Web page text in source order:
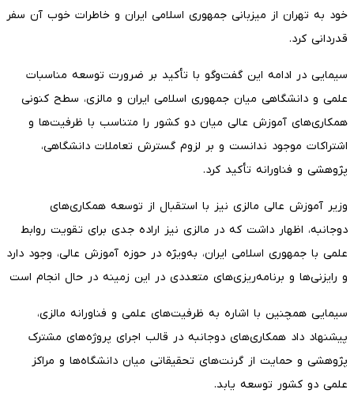
خود به تهران از میزبانی جمهوری اسلامی ایران و خاطرات خوب آن سفر
قدردانی کرد.
سیمایی در ادامه این گفت‌وگو با تأکید بر ضرورت توسعه مناسبات
علمی و دانشگاهی میان جمهوری اسلامی ایران و مالزی، سطح کنونی
همکاری‌های آموزش عالی میان دو کشور را متناسب با ظرفیت‌ها و
اشتراکات موجود ندانست و بر لزوم گسترش تعاملات دانشگاهی،
پژوهشی و فناورانه تأکید کرد.
وزیر آموزش عالی مالزی نیز با استقبال از توسعه همکاری‌های
دوجانبه، اظهار داشت که در مالزی نیز اراده جدی برای تقویت روابط
علمی با جمهوری اسلامی ایران، به‌ویژه در حوزه آموزش عالی، وجود دارد
و رایزنی‌ها و برنامه‌ریزی‌های متعددی در این زمینه در حال انجام است
سیمایی همچنین با اشاره به ظرفیت‌های علمی و فناورانه مالزی،
پیشنهاد داد همکاری‌های دوجانبه در قالب اجرای پروژه‌های مشترک
پژوهشی و حمایت از گرنت‌های تحقیقاتی میان دانشگاه‌ها و مراکز
علمی دو کشور توسعه یابد.